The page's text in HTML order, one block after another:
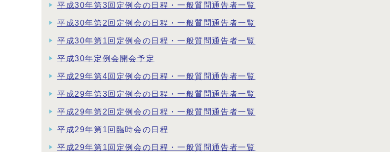
平成30年第3回定例会の日程・一般質問通告者一覧
平成30年第2回定例会の日程・一般質問通告者一覧
平成30年第1回定例会の日程・一般質問通告者一覧
平成30年定例会開会予定
平成29年第4回定例会の日程・一般質問通告者一覧
平成29年第3回定例会の日程・一般質問通告者一覧
平成29年第2回定例会の日程・一般質問通告者一覧
平成29年第1回臨時会の日程
平成29年第1回定例会の日程・一般質問通告者一覧